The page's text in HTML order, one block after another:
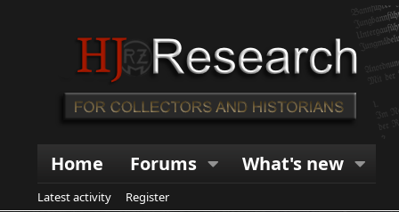
Home Forums What's new
Latest activity
Register